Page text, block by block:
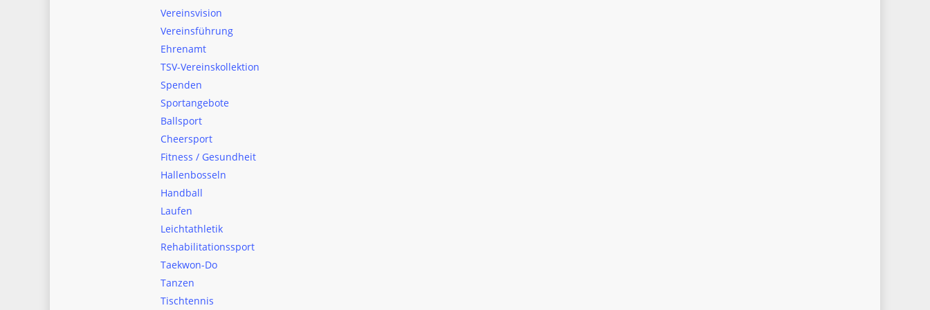
Vereinsvision
Vereinsführung
Ehrenamt
TSV-Vereinskollektion
Spenden
Sportangebote
Ballsport
Cheersport
Fitness / Gesundheit
Hallenbosseln
Handball
Laufen
Leichtathletik
Rehabilitationssport
Taekwon-Do
Tanzen
Tischtennis